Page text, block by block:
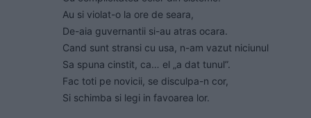
Au si violat-o la ore de seara,
De-aia guvernantii si-au atras ocara.
Cand sunt stransi cu usa, n-am vazut niciunul
Sa spuna cinstit, ca… el „a dat tunul”.
Fac toti pe novicii, se disculpa-n cor,
Si schimba si legi in favoarea lor.